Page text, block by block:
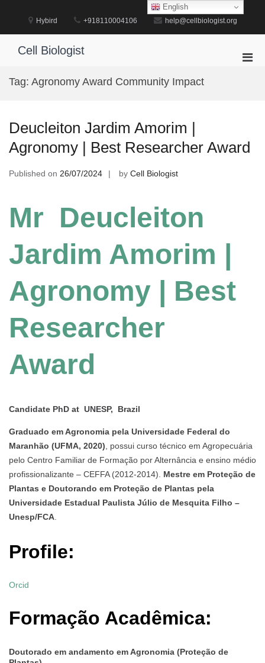
Hybird +918110004106 help@cellbiologist.org
Cell Biologist
Tag: Agronomy Award Community Impact
Deucleiton Jardim Amorim |
Agronomy | Best Researcher Award
Published on 26/07/2024 by Cell Biologist
Mr Deucleiton
Jardim Amorim |
Agronomy | Best
Researcher
Award
Candidate PhD at UNESP, Brazil
Graduado em Agronomia pela Universidade Federal do
Maranhão (UFMA, 2020), possui curso técnico em Agropecuária
pelo Centro Familiar de Formação por Alternância e ensino médio
profissionalizante – CEFFA (2012-2014). Mestre em Proteção de
Plantas e Doutorando em Proteção de Plantas pela
Universidade Estadual Paulista Júlio de Mesquita Filho –
Unesp/FCA.
Profile:
Orcid
Formação Acadêmica:
Doutorado em andamento em Agronomia (Proteção de
English